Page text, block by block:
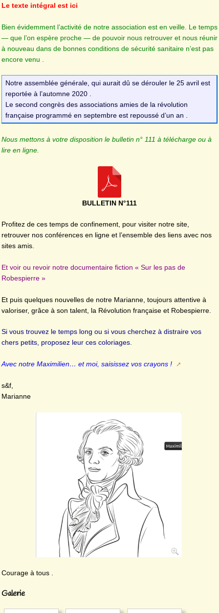
Le texte intégral est ici
Bien évidemment l’activité de notre association est en veille. Le temps
— que l’on espère proche — de pouvoir nous retrouver et nous réunir
à nouveau dans de bonnes conditions de sécurité sanitaire n’est pas
encore venu .
Notre assemblée générale, qui aurait dû se dérouler le 25 avril est
reportée à l’automne 2020 .
Le second congrès des associations amies de la révolution
française programmé en septembre est repoussé d’un an .
Nous mettons à votre disposition le bulletin n° 111 à télécharge ou à
lire en ligne.
BULLETIN N°111
Profitez de ces temps de confinement, pour visiter notre site,
retrouver nos conférences en ligne et l’ensemble des liens avec nos
sites amis.
Et voir ou revoir notre documentaire fiction « Sur les pas de
Robespierre »
Et puis quelques nouvelles de notre Marianne, toujours attentive à
valoriser, grâce à son talent, la Révolution française et Robespierre.
Si vous trouvez le temps long ou si vous cherchez à distraire vos
chers petits, proposez leur ces coloriages.
Avec notre Maximilien… et moi, saisissez vos crayons !
s&f,
Marianne
Courage à tous .
Galerie